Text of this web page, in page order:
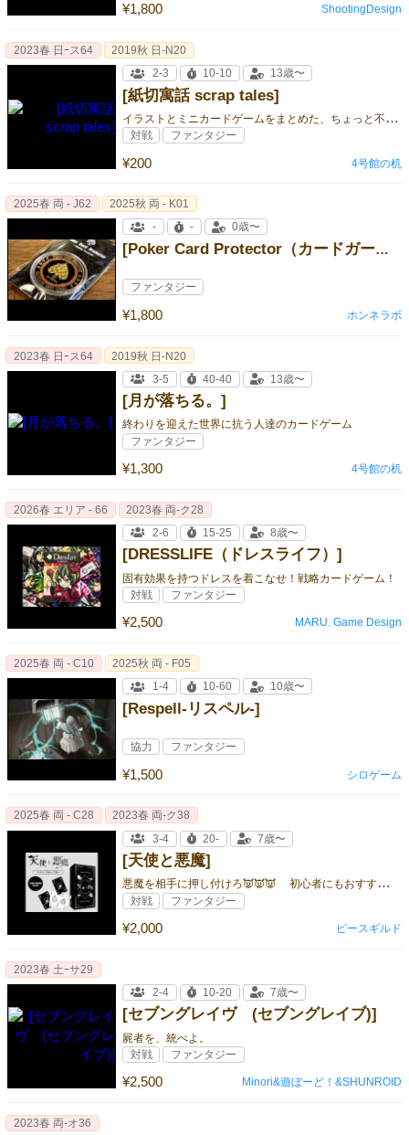
¥1,800 ShootingDesign
[紙切寓話 scrap tales]
イ
ラストとミニカードゲームをまとめた、ちょっと不思議な形態の小冊子
¥200
2023春 日ｰス64
2019秋 日-N20
2-3
10-10 13歳〜
対戦 ファンタジー
4号館の机
[Poker Card Protector（カードガード）]
¥1,800
2025春 両 - J62
2025秋 両 - K01
-
- 0歳〜
ファンタジー
ホンネラボ
[月が落ちる。]
終わりを迎えた世界に抗う人達のカードゲーム
¥1,300
2023春 日ｰス64
2019秋 日-N20
3-5
40-40 13歳〜
ファンタジー
4号館の机
[DRESSLIFE（ドレスライフ）]
固有効果を持つドレスを着こなせ！戦略カードゲーム！
¥2,500
2026春 エリア - 66
2023春 両‐ク28
2-6
15-25 8歳〜
対戦 ファンタジー
MARU. Game Design
[Respell-リスペル-]
¥1,500
2025春 両 - C10
2025秋 両 - F05
1-4
10-60 10歳〜
協力 ファンタジー
シロゲーム
[天使と悪魔]
悪
魔を相手に押し付けろ👿👿👿 初心者にもおすすめの シンプルで可愛いトリックテイキング
¥2,000
2025春 両 - C28
2023春 両‐ク38
3-4
20- 7歳〜
対戦 ファンタジー
ピースギルド
[セブングレイヴ (セブングレイブ)]
屍者を、統べよ。
¥2,500
2023春 土ｰサ29
2-4
10-20 7歳〜
対戦 ファンタジー
Minori&遊ぼーど！&SHUNROID
2023春 両‐オ36